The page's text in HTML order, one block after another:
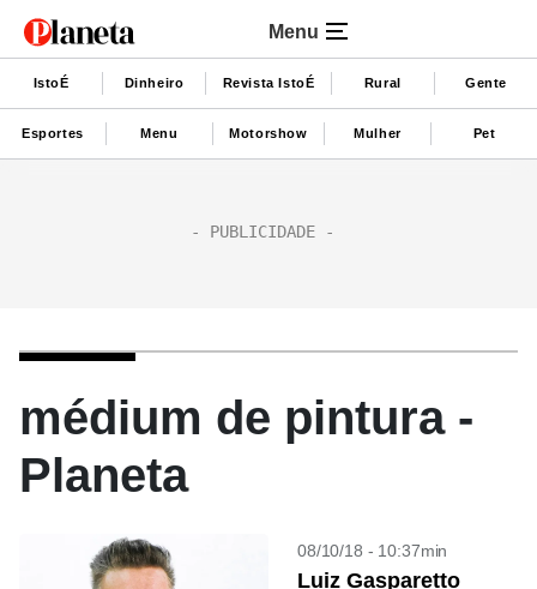
Menu
IstoÉ Dinheiro Revista IstoÉ Rural Gente
Esportes Menu Motorshow Mulher Pet
médium de pintura -
Planeta
08/10/18 - 10:37min
Luiz Gasparetto